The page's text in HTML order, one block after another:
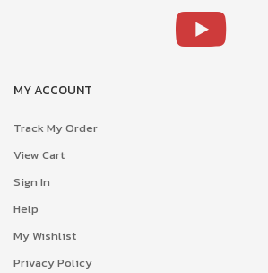
MY ACCOUNT
Track My Order
View Cart
Sign In
Help
My Wishlist
Privacy Policy